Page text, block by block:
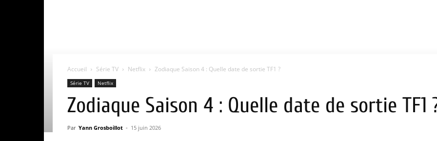
Accueil Série TV Netflix Zodiaque Saison 4 : Quelle date de sortie TF1 ?
Série TV Netflix
Zodiaque Saison 4 : Quelle date de sortie TF1
Par Yann Grosboillot - 15 juin 2026